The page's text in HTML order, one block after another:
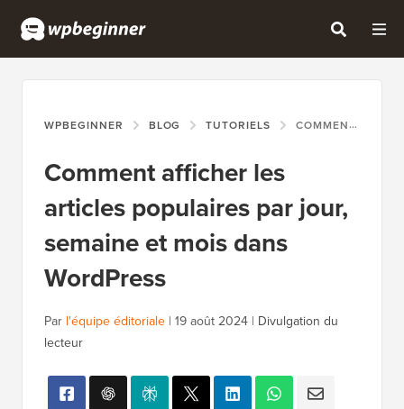
WPBEGINNER BLOG TUTORIELS COMMENT AFFICHER LES ARTICLES POPULAIRES PAR JOUR, SEMAINE ET MOIS DANS WORDPRESS
Comment afficher les
articles populaires par jour,
semaine et mois dans
WordPress
Par l'équipe éditoriale | 19 août 2024 | Divulgation du
lecteur